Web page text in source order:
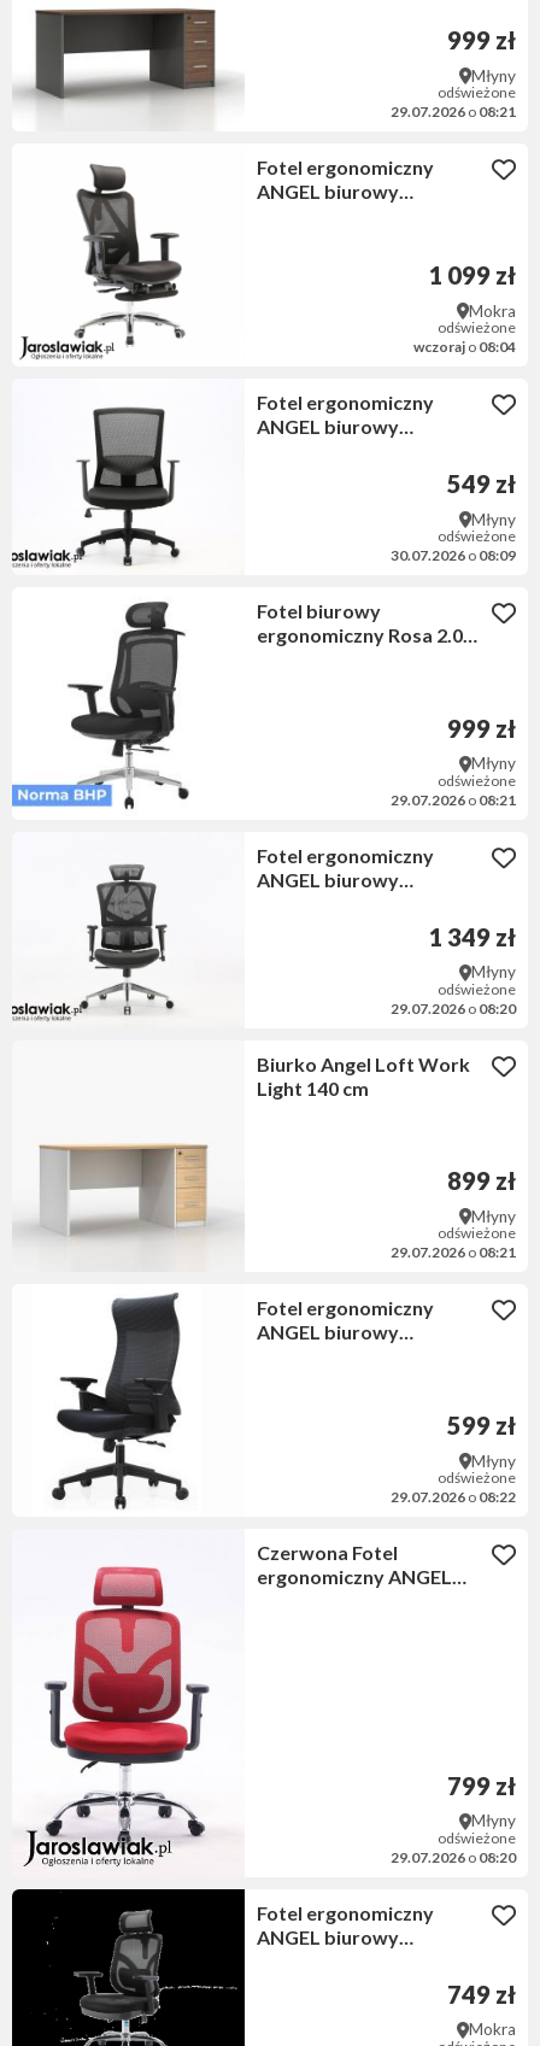
999 zł
Młyny
odświeżone
29.07.2026 o 08:21
Fotel ergonomiczny
ANGEL biurowy
1 099 zł
Mokra
odświeżone
wczoraj o 08:04
Fotel ergonomiczny
ANGEL biurowy
549 zł
Młyny
odświeżone
30.07.2026 o 08:09
Fotel biurowy
ergonomiczny Rosa 2.0
999 zł
Młyny
odświeżone
29.07.2026 o 08:21
Fotel ergonomiczny
ANGEL biurowy
1 349 zł
Młyny
odświeżone
29.07.2026 o 08:20
Biurko Angel Loft Work
Light 140 cm
899 zł
Młyny
odświeżone
29.07.2026 o 08:21
Fotel ergonomiczny
ANGEL biurowy
599 zł
Młyny
odświeżone
29.07.2026 o 08:22
Czerwona Fotel
ergonomiczny ANGEL
799 zł
Młyny
odświeżone
29.07.2026 o 08:20
Fotel ergonomiczny
ANGEL biurowy
749 zł
Mokra